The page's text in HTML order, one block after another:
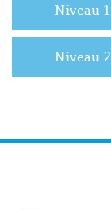
Niveau 1
Niveau 2